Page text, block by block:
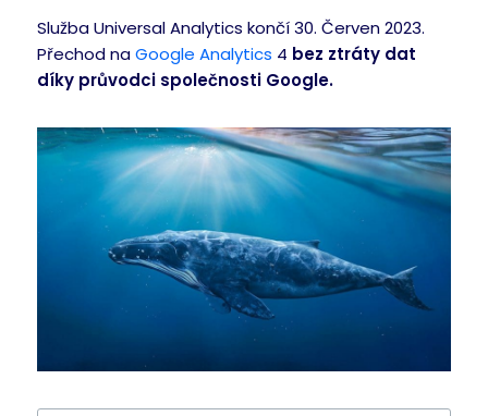
Služba Universal Analytics končí 30. Červen 2023.
Přechod naGoogle Analytics 4 bez ztráty dat
díky průvodci společnosti Google.